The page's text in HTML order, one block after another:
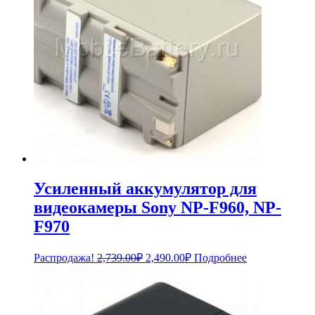
Усиленный аккумулятор для
видеокамеры Sony NP-F960, NP-
F970
Распродажа! 2,739.00₽ Первоначальная
составляла
2,739.00₽.
2,490.00₽Текущая
Подробнее